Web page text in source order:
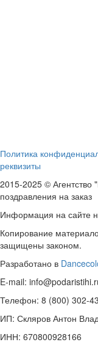
Политика
реквизиты
2015-2025 © Агентство
поздравления на заказ
Информация на сайте
Копирование
защищены законом.
Разработано в
E-mail:
Телефон: 8 (800) 302-
ИП: Скляров Антон
ИНН: 670800928166